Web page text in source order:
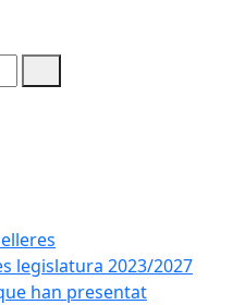
legislatura 2023/2027
han presentat